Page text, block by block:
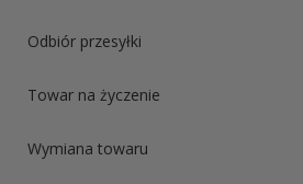
Odbiór przesyłki
Towar na życzenie
Wymiana towaru